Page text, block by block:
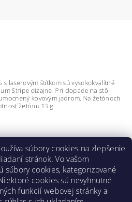
s laserovým štítkom sú vysokokvalitné
Stripe dizajne. Pri dopade na stôl
kovovým jadrom. Na žetónoch
žetónu 13 g.
k tejto položke.
súbory cookies na zlepšenie
stránok. Vo vašom
súbory cookies, kategorizované
cookies sú nevyhnutné
funkcií webovej stránky a